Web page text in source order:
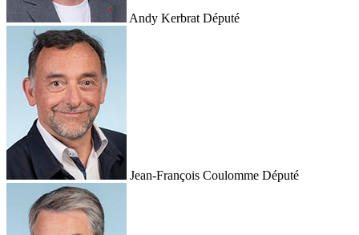
Andy Kerbrat Député
Jean-François Coulomme Député